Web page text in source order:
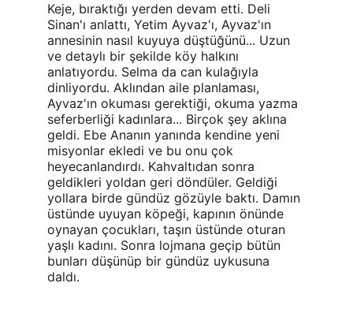
Keje, bıraktığı yerden devam etti. Deli
Sinan'ı anlattı, Yetim Ayvaz'ı, Ayvaz'ın
annesinin nasıl kuyuya düştüğünü... Uzun
ve detaylı bir şekilde köy halkını
anlatıyordu. Selma da can kulağıyla
dinliyordu. Aklından aile planlaması,
Ayvaz'ın okuması gerektiği, okuma yazma
seferberliği kadınlara... Birçok şey aklına
geldi. Ebe Ananın yanında kendine yeni
misyonlar ekledi ve bu onu çok
heyecanlandırdı. Kahvaltıdan sonra
geldikleri yoldan geri döndüler. Geldiği
yollara birde gündüz gözüyle baktı. Damın
üstünde uyuyan köpeği, kapının önünde
oynayan çocukları, taşın üstünde oturan
yaşlı kadını. Sonra lojmana geçip bütün
bunları düşünüp bir gündüz uykusuna
daldı.